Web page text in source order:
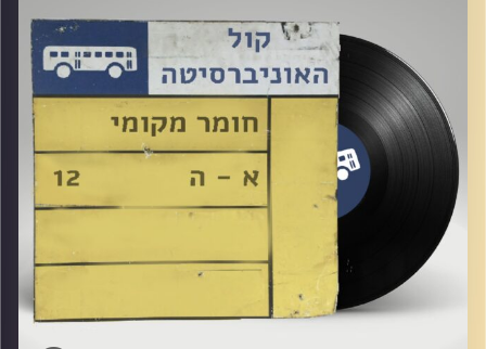
Elior Buchnik